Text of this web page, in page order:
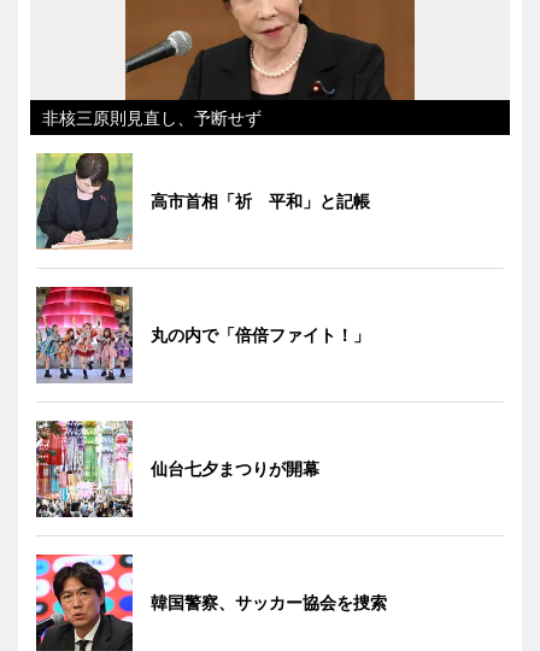
非核三原則見直し、予断せず
高市首相「祈 平和」と記帳
丸の内で「倍倍ファイト！」
仙台七夕まつりが開幕
韓国警察、サッカー協会を捜索